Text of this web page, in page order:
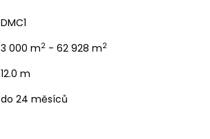
DMC1
3 000 m2 - 62 928 m2
12.0 m
do 24 měsíců